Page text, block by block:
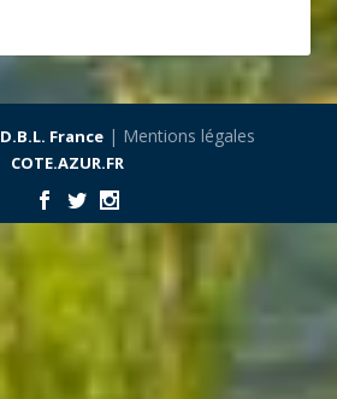
D.B.L. France| Mentions légales
COTE.AZUR.FR